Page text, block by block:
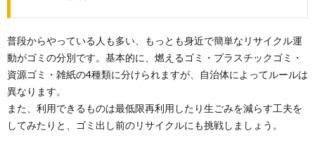
普段からやっている人も多い、もっとも身近で簡単なリサイクル運
動がゴミの分別です。基本的に、燃えるゴミ・プラスチックゴミ・
資源ゴミ・雑紙の4種類に分けられますが、自治体によってルールは
異なります。
また、利用できるものは最低限再利用したり生ごみを減らす工夫を
してみたりと、ゴミ出し前のリサイクルにも挑戦しましょう。